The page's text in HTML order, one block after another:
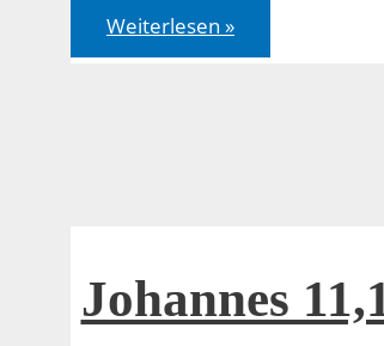
Johannes
11,1-
45:
Weiterlesen »
Johannes